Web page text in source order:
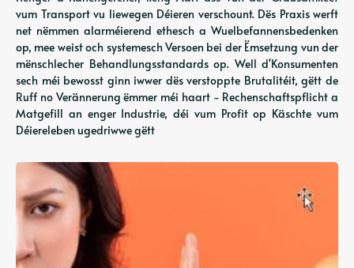
vum Transport vu liewegen Déieren verschount. Dës Praxis werft
net nëmmen alarméierend ethesch a Wuelbefannensbedenken
op, mee weist och systemesch Versoen bei der Ëmsetzung vun der
mënschlecher Behandlungsstandards op. Well d'Konsumenten
sech méi bewosst ginn iwwer dës verstoppte Brutalitéit, gëtt de
Ruff no Verännerung ëmmer méi haart - Rechenschaftspflicht a
Matgefill an enger Industrie, déi vum Profit op Käschte vum
Déiereleben ugedriwwe gëtt